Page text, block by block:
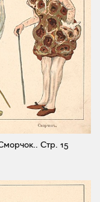
Стр. 15